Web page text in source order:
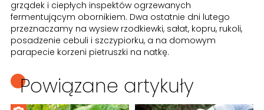
grządek i ciepłych inspektów ogrzewanych
fermentującym obornikiem. Dwa ostatnie dni lutego
przeznaczamy na wysiew rzodkiewki, sałat, kopru, rukoli,
posadzenie cebuli i szczypiorku, a na domowym
parapecie korzeni pietruszki na natkę.
Powiązane artykuły